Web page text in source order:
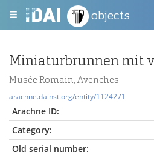
objects
Miniaturbrunnen mit
Musée Romain, Avenches
arachne.dainst.org/entity/1124271
Arachne ID:
Category:
Old serial number: